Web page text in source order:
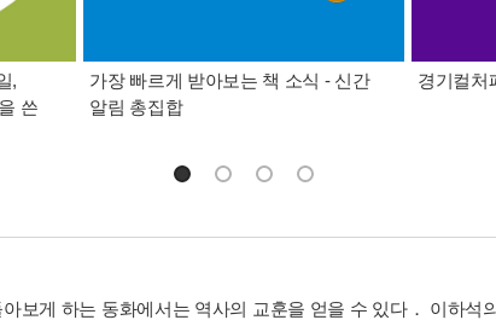
,
쓴
가장 빠르게 받아보는 책 소식 - 신간
알림 총집합
경기컬처
보게 하는 동화에서는 역사의 교훈을 얻을 수 있다． 이하석